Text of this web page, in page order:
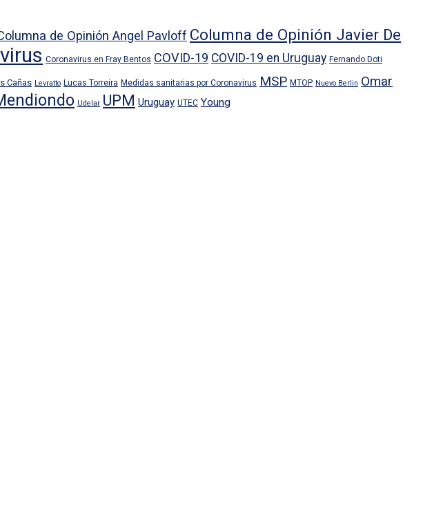
de Opinión Angel Pavloff Columna de Opinión Javier De
Coronavirus en Fray Bentos COVID-19 COVID-19 en Uruguay Fernando Doti
Cañas Levratto Lucas Torreira Medidas sanitarias por Coronavirus MSP MTOP Nuevo Berlin Omar
Udelar UPM Uruguay UTEC Young